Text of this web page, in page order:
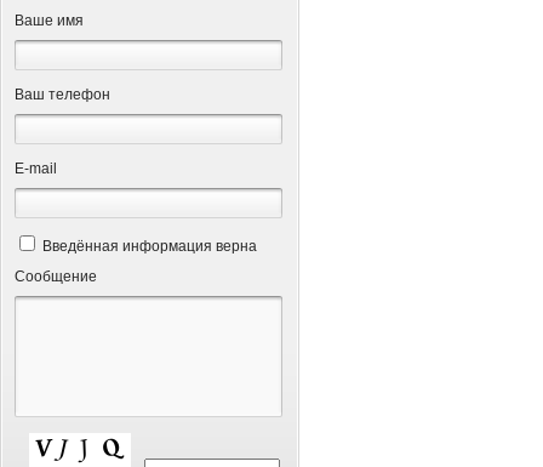
Ваше имя
Ваш телефон
Е-mail
Введённая информация верна
Сообщение